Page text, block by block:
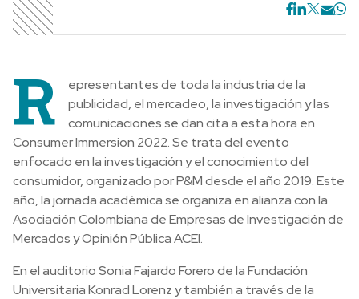
R
epresentantes de toda la industria de la
publicidad, el mercadeo, la investigación y las
comunicaciones se dan cita a esta hora en
Consumer Immersion 2022. Se trata del evento
enfocado en la investigación y el conocimiento del
consumidor, organizado por P&M desde el año 2019. Este
año, la jornada académica se organiza en alianza con la
Asociación Colombiana de Empresas de Investigación de
Mercados y Opinión Pública ACEI.
En el auditorio Sonia Fajardo Forero de la Fundación
Universitaria Konrad Lorenz y también a través de la